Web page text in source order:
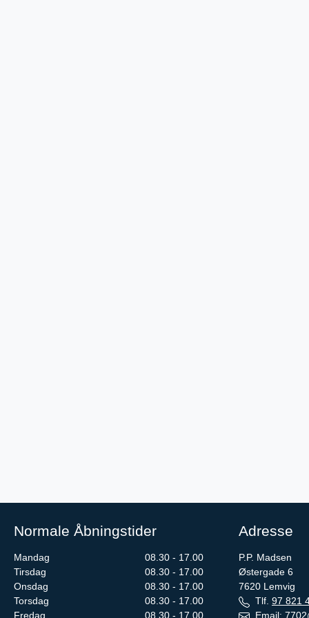
Normale Åbningstider
Mandag
08.30 - 17.00
Tirsdag
08.30 - 17.00
Onsdag
08.30 - 17.00
Torsdag
08.30 - 17.00
Fredag
08.30 - 17.00
Adresse
P.P. Madsen
Østergade 6
7620 Lemvig
Tlf. 97 821
Email: